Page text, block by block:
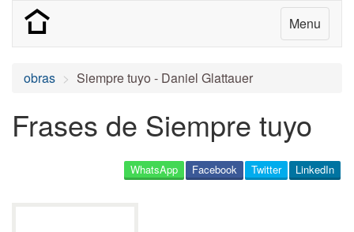
Menu
obras Siempre tuyo - Daniel Glattauer
Frases de Siempre tuyo
LinkedIn
Twitter
Facebook
WhatsApp